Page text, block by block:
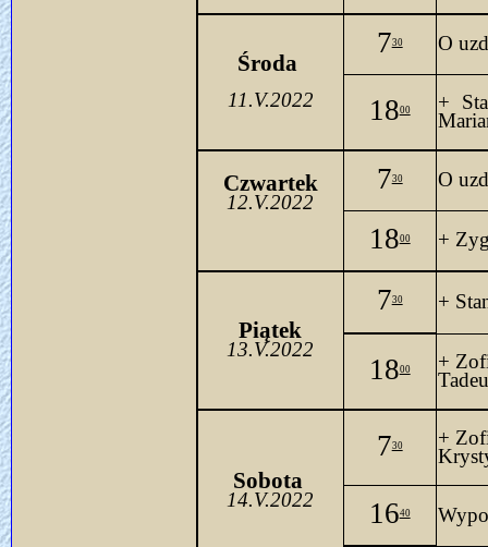
Środa
11.V.2022
730 O
1800
+
Czwartek
12.V.2022
730 O
1800 +
Piątek
13.V.2022
730 +
1800
+
Sobota
14.V.2022
730
+
1640